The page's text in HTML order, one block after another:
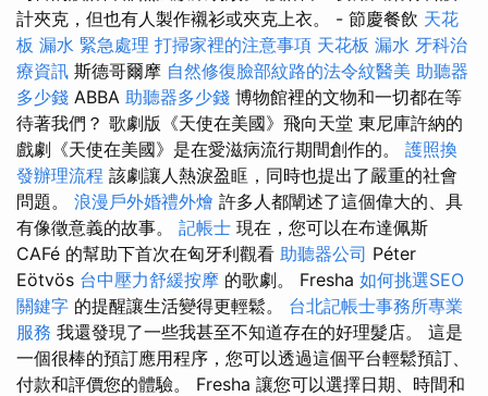
計夾克，但也有人製作襯衫或夾克上衣。 - 節慶餐飲 天花
板 漏水 緊急處理 打掃家裡的注意事項 天花板 漏水 牙科治
療資訊 斯德哥爾摩 自然修復臉部紋路的法令紋醫美 助聽器
多少錢 ABBA 助聽器多少錢 博物館裡的文物和一切都在等
待著我們？ 歌劇版《天使在美國》飛向天堂 東尼庫許納的
戲劇《天使在美國》是在愛滋病流行期間創作的。 護照換
發辦理流程 該劇讓人熱淚盈眶，同時也提出了嚴重的社會
問題。 浪漫戶外婚禮外燴 許多人都闡述了這個偉大的、具
有像徵意義的故事。 記帳士 現在，您可以在布達佩斯
CAFé 的幫助下首次在匈牙利觀看 助聽器公司 Péter
Eötvös 台中壓力舒緩按摩 的歌劇。 Fresha 如何挑選SEO
關鍵字 的提醒讓生活變得更輕鬆。 台北記帳士事務所專業
服務 我還發現了一些我甚至不知道存在的好理髮店。 這是
一個很棒的預訂應用程序，您可以透過這個平台輕鬆預訂、
付款和評價您的體驗。 Fresha 讓您可以選擇日期、時間和